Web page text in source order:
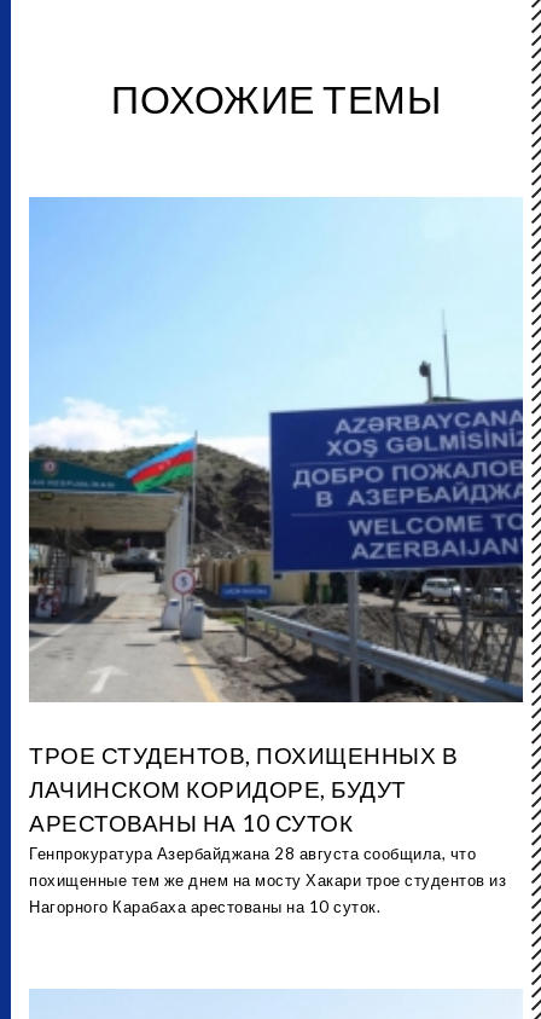
ПОХОЖИЕ ТЕМЫ
ТРОЕ СТУДЕНТОВ, ПОХИЩЕННЫХ В
ЛАЧИНСКОМ КОРИДОРЕ, БУДУТ
АРЕСТОВАНЫ НА 10 СУТОК
Генпрокуратура Азербайджана 28 августа сообщила, что
похищенные тем же днем на мосту Хакари трое студентов из
Нагорного Карабаха арестованы на 10 суток.